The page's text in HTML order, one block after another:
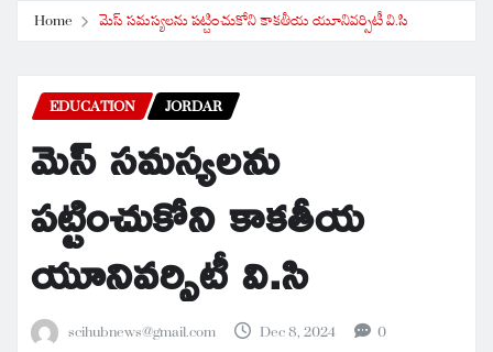
Home మెస్ సమస్యలను పట్టించుకోని కాకతీయ యూనివర్సిటీ వి.సి
EDUCATION JORDAR
మెస్ సమస్యలను
పట్టించుకోని కాకతీయ
యూనివర్సిటీ వి.సి
scihubnews@gmail.com Dec 8, 2024 0